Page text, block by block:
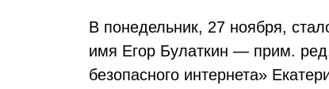
В понедельник, 27 ноября,
имя Егор Булаткин — прим.
безопасного интернета»